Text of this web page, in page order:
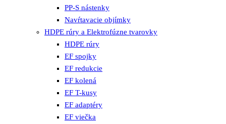
PP-S nástenky
Navŕtavacie objímky
HDPE rúry a Elektrofúzne tvarovky
HDPE rúry
EF spojky
EF redukcie
EF kolená
EF T-kusy
EF adaptéry
EF viečka